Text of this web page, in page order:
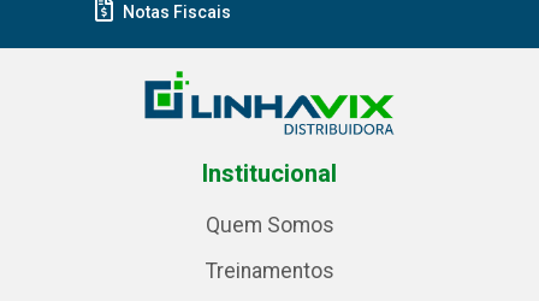
Notas Fiscais
Institucional
Quem Somos
Treinamentos